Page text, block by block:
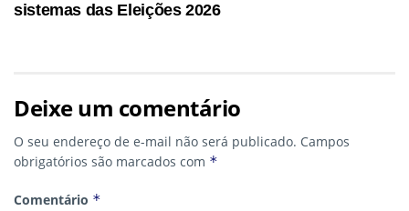
sistemas das Eleições 2026
Deixe um comentário
O seu endereço de e-mail não será publicado. Campos
obrigatórios são marcados com *
Comentário *